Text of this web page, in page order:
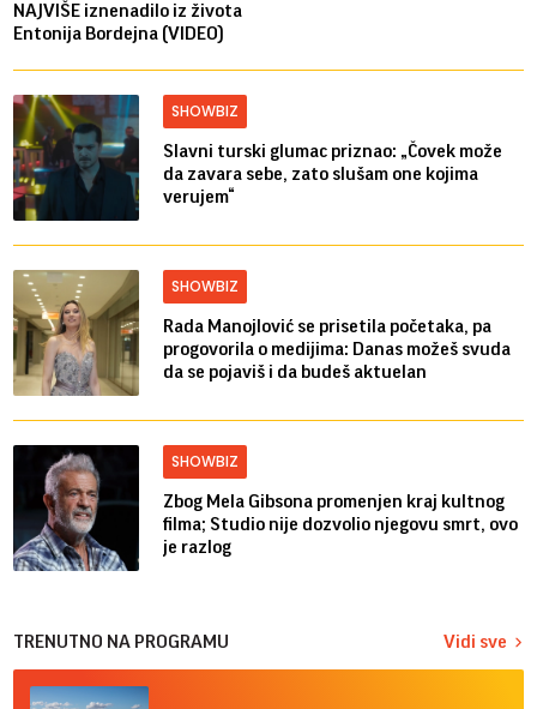
NAJVIŠE iznenadilo iz života
Entonija Bordejna (VIDEO)
SHOWBIZ
Slavni turski glumac priznao: „Čovek može
da zavara sebe, zato slušam one kojima
verujem“
SHOWBIZ
Rada Manojlović se prisetila početaka, pa
progovorila o medijima: Danas možeš svuda
da se pojaviš i da budeš aktuelan
SHOWBIZ
Zbog Mela Gibsona promenjen kraj kultnog
filma; Studio nije dozvolio njegovu smrt, ovo
je razlog
TRENUTNO NA PROGRAMU Vidi sve